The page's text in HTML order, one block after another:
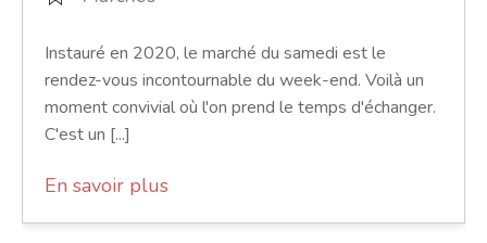
Instauré en 2020, le marché du samedi est le
rendez-vous incontournable du week-end. Voilà un
moment convivial où l'on prend le temps d'échanger.
C'est un [...]
En savoir plus